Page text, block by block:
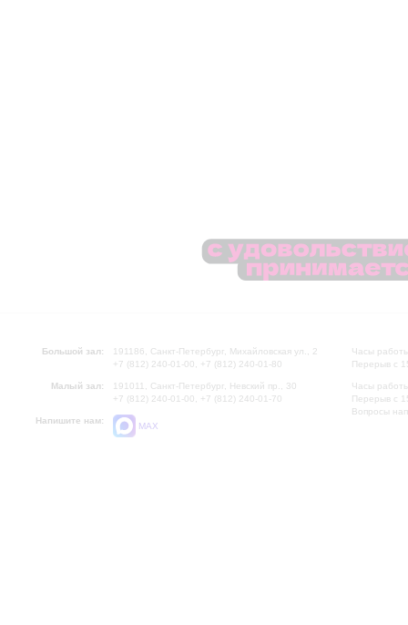
Большой зал:
191186, Санкт-Петербург, Михайловская ул., 2
+7 (812) 240-01-00, +7 (812) 240-01-80
Малый зал:
191011, Санкт-Петербург, Невский пр., 30
+7 (812) 240-01-00, +7 (812) 240-01-70
Напишите нам:
MAX
Часы
Перерыв с
Часы
Перерыв с
Вопросы